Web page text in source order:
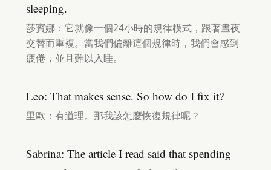
sleeping.
莎賓娜：它就像一個24小時的規律模式，跟著晝夜
交替而重複。當我們偏離這個規律時，我們會感到
疲倦，並且難以入睡。
Leo: That makes sense. So how do I fix it?
里歐：有道理。那我該怎麼恢復規律呢？
Sabrina: The article I read said that spending